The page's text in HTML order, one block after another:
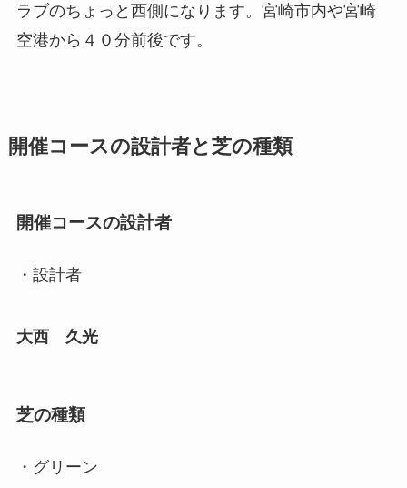
ラブのちょっと西側になります。 宮崎市内や宮崎
空港から ４０分前後です。
開催コースの設計者と芝の種類
開催コースの設計者
・設計者
大西 久光
芝の種類
・グリーン